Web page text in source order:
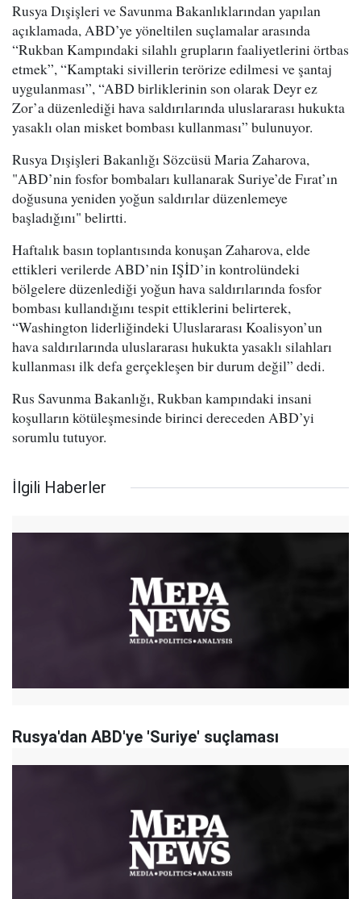
Rusya Dışişleri ve Savunma Bakanlıklarından yapılan
açıklamada, ABD’ye yöneltilen suçlamalar arasında
“Rukban Kampındaki silahlı grupların faaliyetlerini örtbas
etmek”, “Kamptaki sivillerin terörize edilmesi ve şantaj
uygulanması”, “ABD birliklerinin son olarak Deyr ez
Zor’a düzenlediği hava saldırılarında uluslararası hukukta
yasaklı olan misket bombası kullanması” bulunuyor.
Rusya Dışişleri Bakanlığı Sözcüsü Maria Zaharova,
"ABD’nin fosfor bombaları kullanarak Suriye’de Fırat’ın
doğusuna yeniden yoğun saldırılar düzenlemeye
başladığını" belirtti.
Haftalık basın toplantısında konuşan Zaharova, elde
ettikleri verilerde ABD’nin IŞİD’in kontrolündeki
bölgelere düzenlediği yoğun hava saldırılarında fosfor
bombası kullandığını tespit ettiklerini belirterek,
“Washington liderliğindeki Uluslararası Koalisyon’un
hava saldırılarında uluslararası hukukta yasaklı silahları
kullanması ilk defa gerçekleşen bir durum değil” dedi.
Rus Savunma Bakanlığı, Rukban kampındaki insani
koşulların kötüleşmesinde birinci dereceden ABD’yi
sorumlu tutuyor.
İlgili Haberler
Rusya'dan ABD'ye 'Suriye' suçlaması